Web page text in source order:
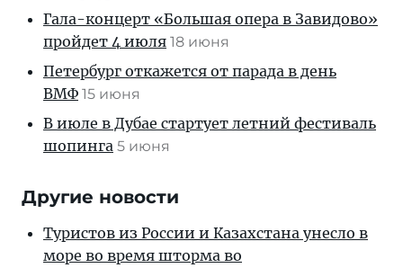
Гала-концерт «Большая опера в Завидово»
пройдет 4 июля 18 июня
Петербург откажется от парада в день
ВМФ 15 июня
В июле в Дубае стартует летний фестиваль
шопинга 5 июня
Другие новости
Туристов из России и Казахстана унесло в
море во время шторма во